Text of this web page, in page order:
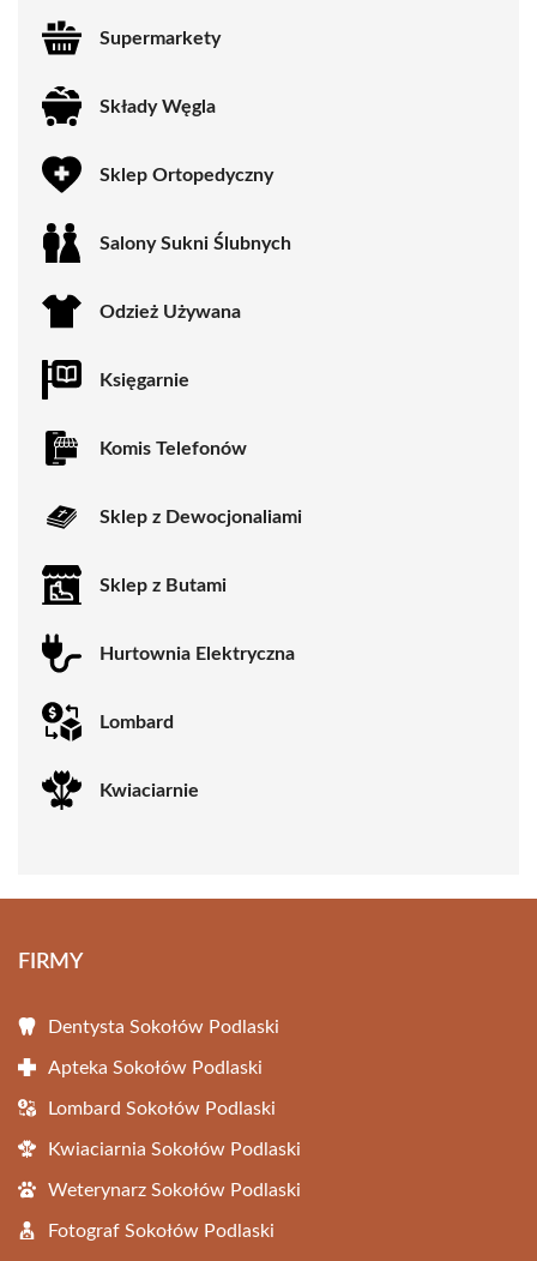
Supermarkety
Składy Węgla
Sklep Ortopedyczny
Salony Sukni Ślubnych
Odzież Używana
Księgarnie
Komis Telefonów
Sklep z Dewocjonaliami
Sklep z Butami
Hurtownia Elektryczna
Lombard
Kwiaciarnie
FIRMY
Dentysta Sokołów Podlaski
Apteka Sokołów Podlaski
Lombard Sokołów Podlaski
Kwiaciarnia Sokołów Podlaski
Weterynarz Sokołów Podlaski
Fotograf Sokołów Podlaski